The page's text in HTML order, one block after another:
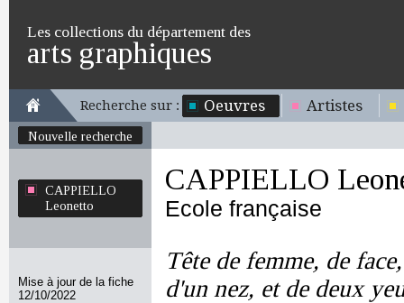
Les collections du département des
arts graphiques
Recherche sur : Oeuvres Artistes
Nouvelle recherche
CAPPIELLO
Leonetto
Mise à jour de la fiche
12/10/2022
CAPPIELLO
Ecole française
Tête de femme, de
d'un nez, et de deux